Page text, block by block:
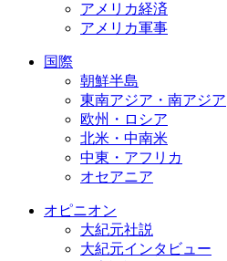
アメリカ経済
アメリカ軍事
国際
朝鮮半島
東南アジア・南アジア
欧州・ロシア
北米・中南米
中東・アフリカ
オセアニア
オピニオン
大紀元社説
大紀元インタビュー